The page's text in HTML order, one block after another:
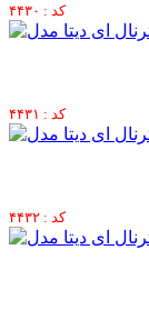
کد : ۴۴۳۰
کد : ۴۴۳۱
کد : ۴۴۳۲